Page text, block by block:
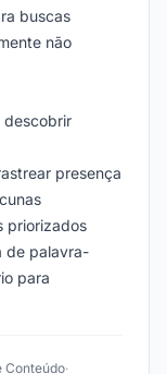
buscas
não
descobrir
presença
priorizados
de palavra-
para
Conteúdo·